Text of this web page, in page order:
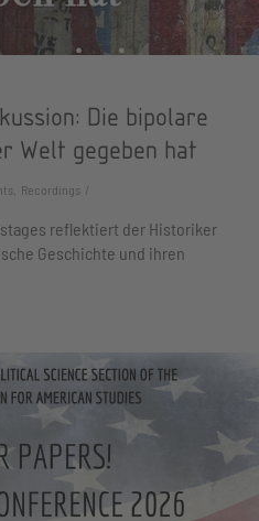
Die bipolare
Welt gegeben hat
Recordings
reflektiert der Historiker
Geschichte und ihren